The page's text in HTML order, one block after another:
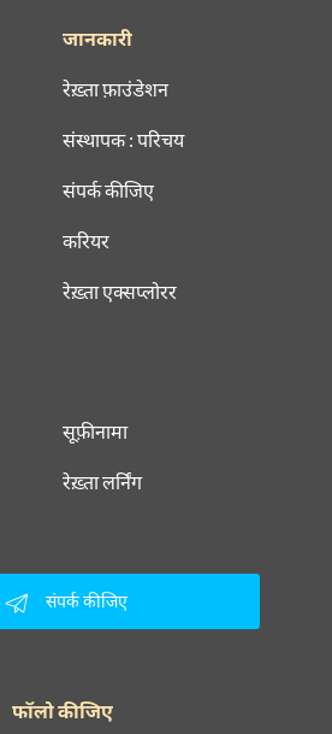
जानकारी
रेख़्ता फ़ाउंडेशन
संस्थापक : परिचय
संपर्क कीजिए
करियर
रेख़्ता एक्सप्लोरर
सूफ़ीनामा
रेख़्ता लर्निंग
संपर्क कीजिए
फॉलो कीजिए